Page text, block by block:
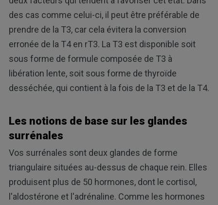
des cas comme celui-ci, il peut être préférable de
prendre de la T3, car cela évitera la conversion
erronée de la T4 en rT3. La T3 est disponible soit
sous forme de formule composée de T3 à
libération lente, soit sous forme de thyroïde
desséchée, qui contient à la fois de la T3 et de la T4.
Les notions de base sur les glandes
surrénales
Vos surrénales sont deux glandes de forme
triangulaire situées au-dessus de chaque rein. Elles
produisent plus de 50 hormones, dont le cortisol,
l'aldostérone et l'adrénaline. Comme les hormones